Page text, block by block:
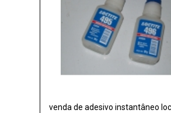
venda de adesivo instantâneo